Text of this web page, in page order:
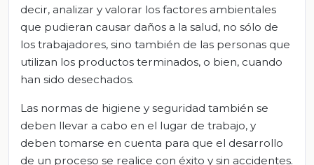
decir, analizar y valorar los factores ambientales
que pudieran causar daños a la salud, no sólo de
los trabajadores, sino también de las personas que
utilizan los productos terminados, o bien, cuando
han sido desechados.
Las normas de higiene y seguridad también se
deben llevar a cabo en el lugar de trabajo, y
deben tomarse en cuenta para que el desarrollo
de un proceso se realice con éxito y sin accidentes.